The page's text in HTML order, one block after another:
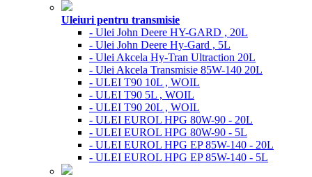
Uleiuri pentru transmisie
- Ulei John Deere HY-GARD , 20L
- Ulei John Deere Hy-Gard , 5L
- Ulei Akcela Hy-Tran Ultraction 20L
- Ulei Akcela Transmisie 85W-140 20L
- ULEI T90 10L , WOIL
- ULEI T90 5L , WOIL
- ULEI T90 20L , WOIL
- ULEI EUROL HPG 80W-90 - 20L
- ULEI EUROL HPG 80W-90 - 5L
- ULEI EUROL HPG EP 85W-140 - 20L
- ULEI EUROL HPG EP 85W-140 - 5L